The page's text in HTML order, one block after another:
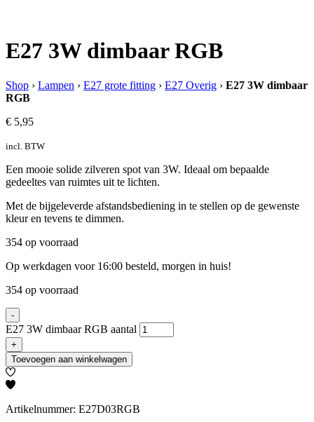
E27 3W dimbaar RGB
Shop › Lampen › E27 grote fitting › E27 Overig › E27 3W dimbaar
RGB
€ 5,95
incl. BTW
Een mooie solide zilveren spot van 3W. Ideaal om bepaalde
gedeeltes van ruimtes uit te lichten.
Met de bijgeleverde afstandsbediening in te stellen op de gewenste
kleur en tevens te dimmen.
354 op voorraad
Op werkdagen voor 16:00 besteld, morgen in huis!
354 op voorraad
-
E27 3W dimbaar RGB aantal
+
Toevoegen aan winkelwagen
Artikelnummer: E27D03RGB